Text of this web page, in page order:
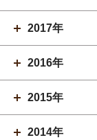
2017年
2016年
2015年
2014年